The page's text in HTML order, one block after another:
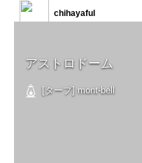
アストロドーム
[タープ] mont-bell
chihayaful